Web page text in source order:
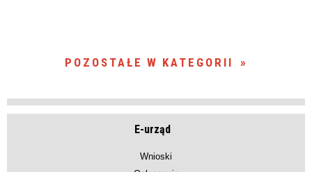
POZOSTAŁE W KATEGORII
E-urząd
Wnioski